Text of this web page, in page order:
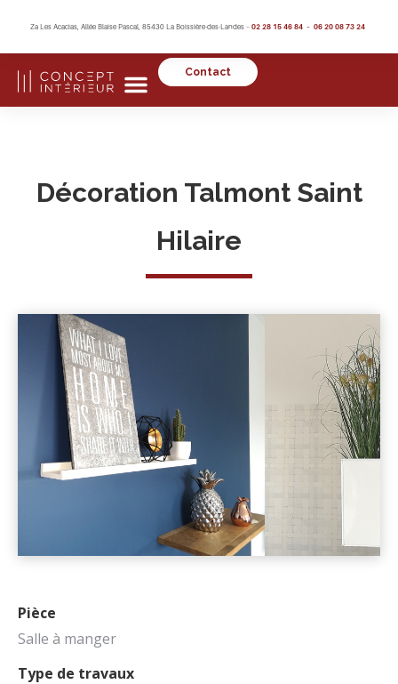
Za Les Acacias, Allée Blaise Pascal, 85430 La Boissière-des-Landes – 02 28 15 46 84 – 06 20 08 73 24
Contact
Décoration Talmont Saint
Hilaire
Pièce
Salle à manger
Type de travaux